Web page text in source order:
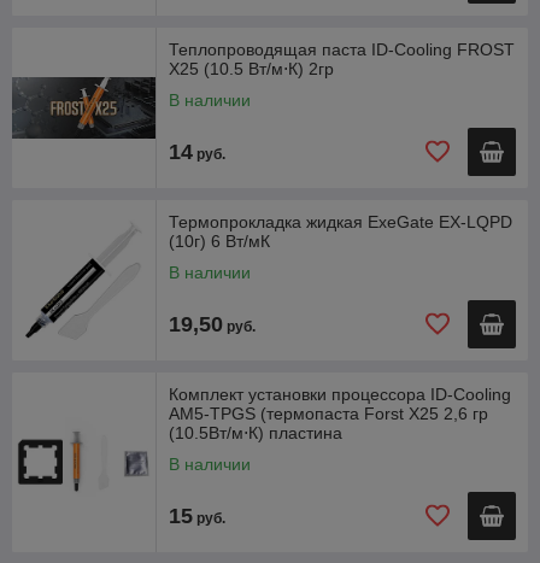
Теплопроводящая паста ID-Cooling FROST
X25 (10.5 Вт/м⋅К) 2гр
В наличии
14 руб.
Термопрокладка жидкая ExeGate EX-LQPD
(10г) 6 Вт/мК
В наличии
19,50 руб.
Комплект установки процессора ID-Cooling
AM5-TPGS (термопаста Forst X25 2,6 гр
(10.5Вт/м⋅К) пластина
В наличии
15 руб.